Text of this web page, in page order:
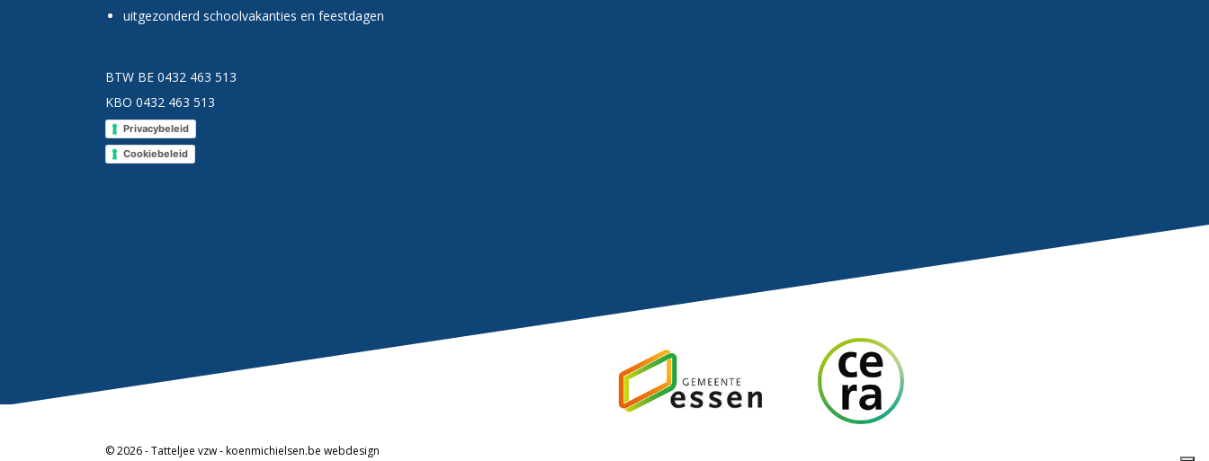
uitgezonderd schoolvakanties en feestdagen
BTW BE 0432 463 513
KBO 0432 463 513
Privacybeleid
Cookiebeleid
© 2026 - Tatteljee vzw -koenmichielsen.be webdesign